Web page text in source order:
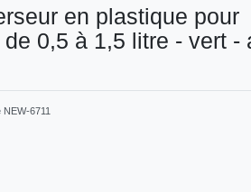
en plastique pour
0,5 à 1,5 litre - vert -
NEW-6711